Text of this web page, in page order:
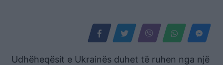
Udhëheqësit e Ukrainës duhet të ruhen nga një